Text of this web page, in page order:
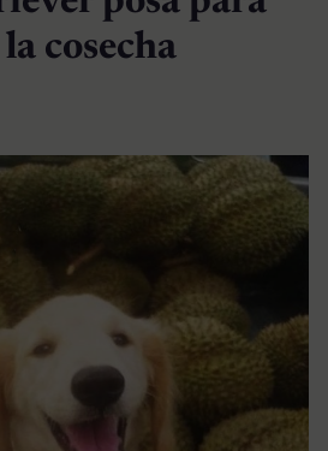
cosecha